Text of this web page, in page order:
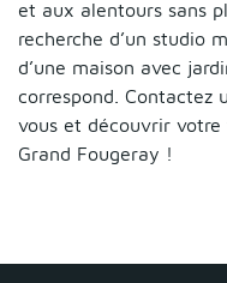
et aux alentours sans
recherche d’un studio
d’une maison avec
correspond. Contactez
vous et découvrir
Grand Fougeray !